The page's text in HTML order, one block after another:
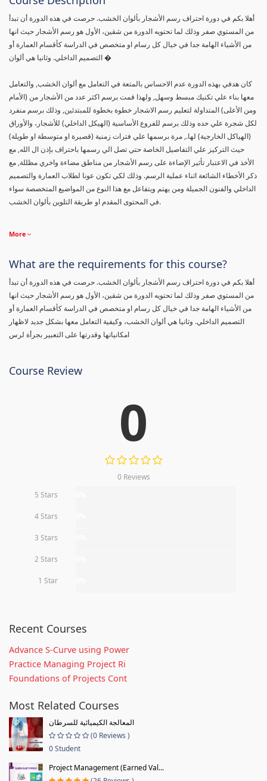
أهلا بكم في دورة احتراف رسم الأشجار بألوان الخشب. حرصت في هذه الدورة أن تبدأ
من المستوي صفر وذلك لما تحتويه الدورة من شقين، الأول هو رسم الأشجار حيث انها
من الأشياء الهامة جدا في خيال كل رسام او متخصص في الدراسة كأقسام العمارة أو
التصميم الداخلي. وثانيا هي ألوان �
كان هدفي بهذه الدورة عدم الاحساس بالمتعة في التعامل مع ألوان الخشب, والتعامل
معها بناء علي تكنيك مبسط وسهل, ولهذا قمت برسم اكثر عدد من الأشجار من (الأمام
ومن الأعلى) المتداولة لتعليم رسم الاشجار خطوة بخطوة للمبتدئين, وذلك برسم منفرد
لكل شجرة علي حده وذلك برسم للفروع الأساسية (الهيكل الداخلي) للأشجار، والأوراق
(الهياكل الخارجية) لها., مرة برسمها علي فترات زمنية (قصيرة او متوسطة او طويلة)
حيث التركيز علي التفاصيل الخاصة حتي تصل الي رسمها باحتراف بإذن ال الله, مع
الأخذ في الاعتبار تأثير الإضاءة على رسم الأشجار من مناطق مضاءة واخري مظللة, مع
ذكر الأخطاء الشائعة اثناء عملية الرسم. وذلك لكي تكون عونا لطلاب العمارة والتصميم
الداخلي والفنون الجميلة ومن يهتم ويتفاعل مع هذا النوع من المواضيع المتخصصة سواء
في المحتوى المقدم او طريقة التلوين بألوان الخشب.
More
What are the requirements for this course?
أهلا بكم في دورة احتراف رسم الأشجار بألوان الخشب. حرصت في هذه الدورة أن تبدأ
من المستوي صفر وذلك لما تحتويه الدورة من شقين، الأول هو رسم الأشجار حيث انها
من الأشياء الهامة جدا في خيال كل رسام او متخصص في الدراسة كأقسام العمارة أو
التصميم الداخلي. وثانيا هي ألوان الخشب، وكيفية التعامل معها بشكل جديد لاظهار
امكانياتها وقدرتها على التعبير بجرأة لرس
Course Review
0
0 Reviews
5 Stars
4 Stars
3 Stars
2 Stars
1 Star
Recent Courses
Advance S-Curve using Power
Practice Managing Project Ri
Foundations of Projects Cont
Most Related Courses
المعالجة الكيميائية للسرطان
(0 Reviews )
0 Student
Project Management (Earned Val...